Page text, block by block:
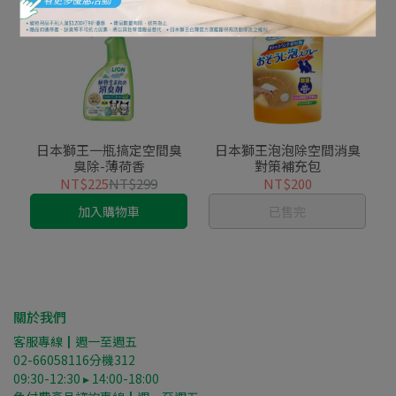
日本獅王一瓶搞定空間臭
臭除-薄荷香
NT$225NT$299
加入購物車
日本獅王泡泡除空間消臭
對策補充包
NT$200
已售完
關於我們
客服專線┃週一至週五
02-66058116分機312
09:30-12:30 ▸ 14:00-18:00